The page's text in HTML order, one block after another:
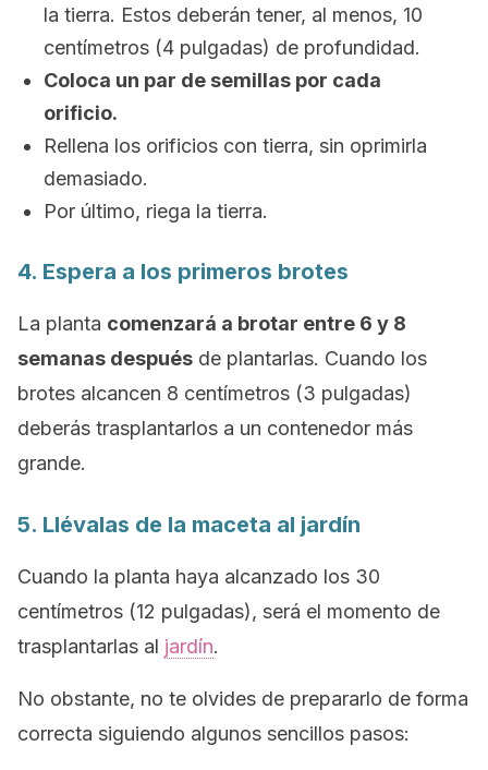
la tierra. Estos deberán tener, al menos, 10
centímetros (4 pulgadas) de profundidad.
Coloca un par de semillas por cada
orificio.
Rellena los orificios con tierra, sin oprimirla
demasiado.
Por último, riega la tierra.
4. Espera a los primeros brotes
La planta comenzará a brotar entre 6 y 8
semanas después de plantarlas. Cuando los
brotes alcancen 8 centímetros (3 pulgadas)
deberás trasplantarlos a un contenedor más
grande.
5. Llévalas de la maceta al jardín
Cuando la planta haya alcanzado los 30
centímetros (12 pulgadas), será el momento de
trasplantarlas al jardín.
No obstante, no te olvides de prepararlo de forma
correcta siguiendo algunos sencillos pasos: